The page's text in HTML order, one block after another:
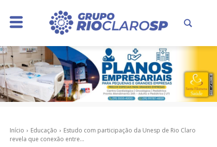
Início Educação
Estudo com participação da Unesp de Rio Claro
revela que conexão entre...